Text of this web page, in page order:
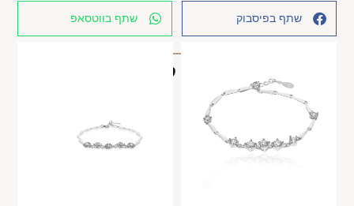
שתף בפיסבוק שתף בווטסאפ
מוצרים קשורים